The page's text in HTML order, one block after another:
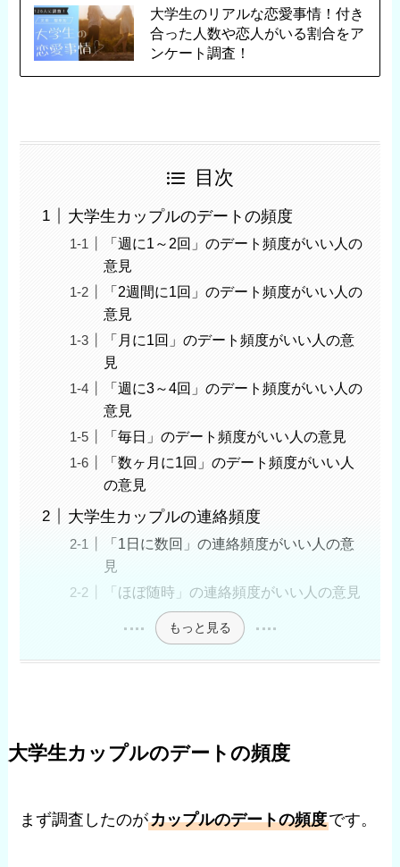
大学生のリアルな恋愛事情！付き
合った人数や恋人がいる割合をア
ンケート調査！
目次
大学生カップルのデートの頻度
「週に1～2回」のデート頻度がいい人の
意見
「2週間に1回」のデート頻度がいい人の
意見
「月に1回」のデート頻度がいい人の意
見
「週に3～4回」のデート頻度がいい人の
意見
「毎日」のデート頻度がいい人の意見
「数ヶ月に1回」のデート頻度がいい人
の意見
大学生カップルの連絡頻度
「1日に数回」の連絡頻度がいい人の意
見
「ほぼ随時」の連絡頻度がいい人の意見
もっと見る
大学生カップルのデートの頻度
まず調査したのがカップルのデートの頻度です。